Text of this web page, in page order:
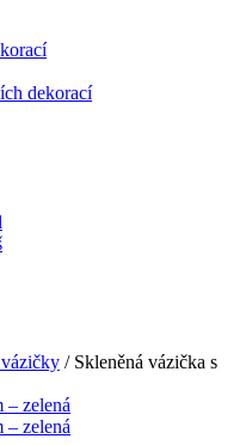
dekorací
/ Skleněná vázička s